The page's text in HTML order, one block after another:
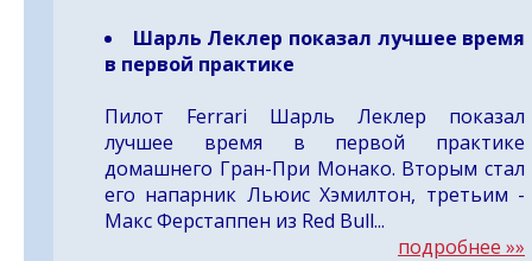
Шарль Леклер показал лучшее время
в первой практике
Пилот Ferrari Шарль Леклер показал
лучшее время в первой практике
домашнего Гран-При Монако. Вторым стал
его напарник Льюис Хэмилтон, третьим -
Макс Ферстаппен из Red Bull...
подробнее »»